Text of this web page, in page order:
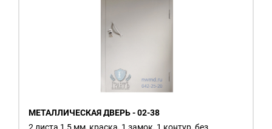
МЕТАЛЛИЧЕСКАЯ ДВЕРЬ - 02-38
2 листа 1,5 мм, краска, 1 замок, 1 контур, без